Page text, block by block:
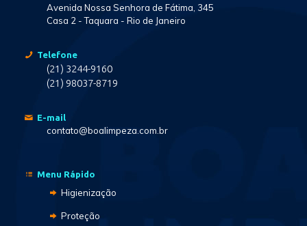
Avenida Nossa Senhora de Fátima, 345
Casa 2 - Taquara - Rio de Janeiro
Telefone
(21) 3244-9160
(21) 98037-8719
E-mail
contato@boalimpeza.com.br
Menu Rápido
Higienização
Proteção